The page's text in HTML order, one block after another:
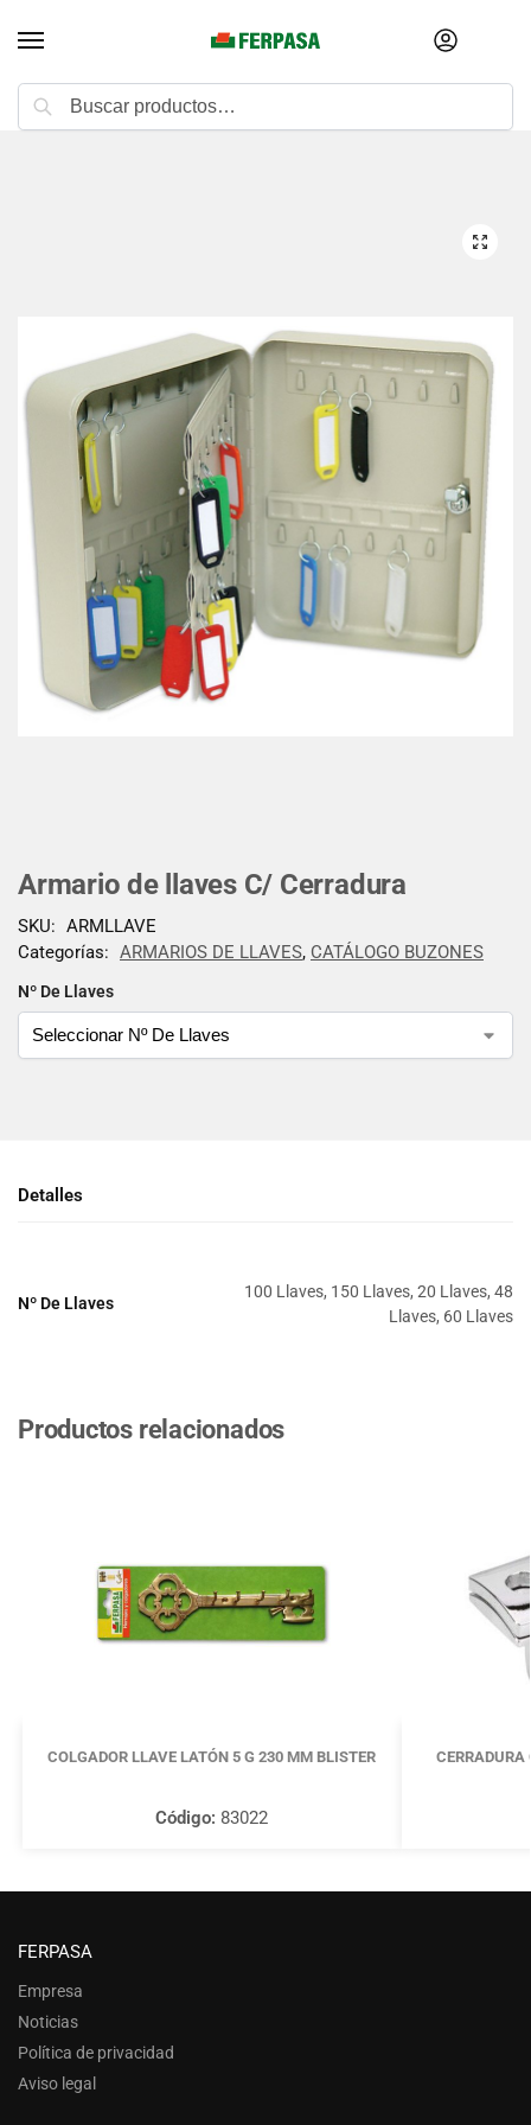
Armario de llaves C/ Cerradura
Nº De Llaves
SKU: ARMLLAVE
Categorías: ARMARIOS DE LLAVES, CATÁLOGO BUZONES
Detalles
Nº De Llaves
100 Llaves, 150 Llaves, 20 Llaves, 48
Llaves, 60 Llaves
Productos relacionados
COLGADOR LLAVE LATÓN 5 G 230 MM BLISTER
Código: 83022
FERPASA
Empresa
Noticias
Política de privacidad
Aviso legal